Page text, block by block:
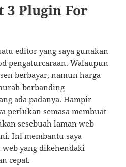
3 Plugin For
editor yang saya gunakan
pengaturcaraan. Walaupun
berbayar, namun harga
berbanding
ada padanya. Hampir
perlukan semasa membuat
sesebuah laman web
Ini membantu saya
yang dikehendaki
cepat.